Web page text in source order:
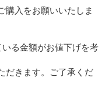
購入をお願いいたしま
る金額がお値下げを考
だきます。ご了承くだ